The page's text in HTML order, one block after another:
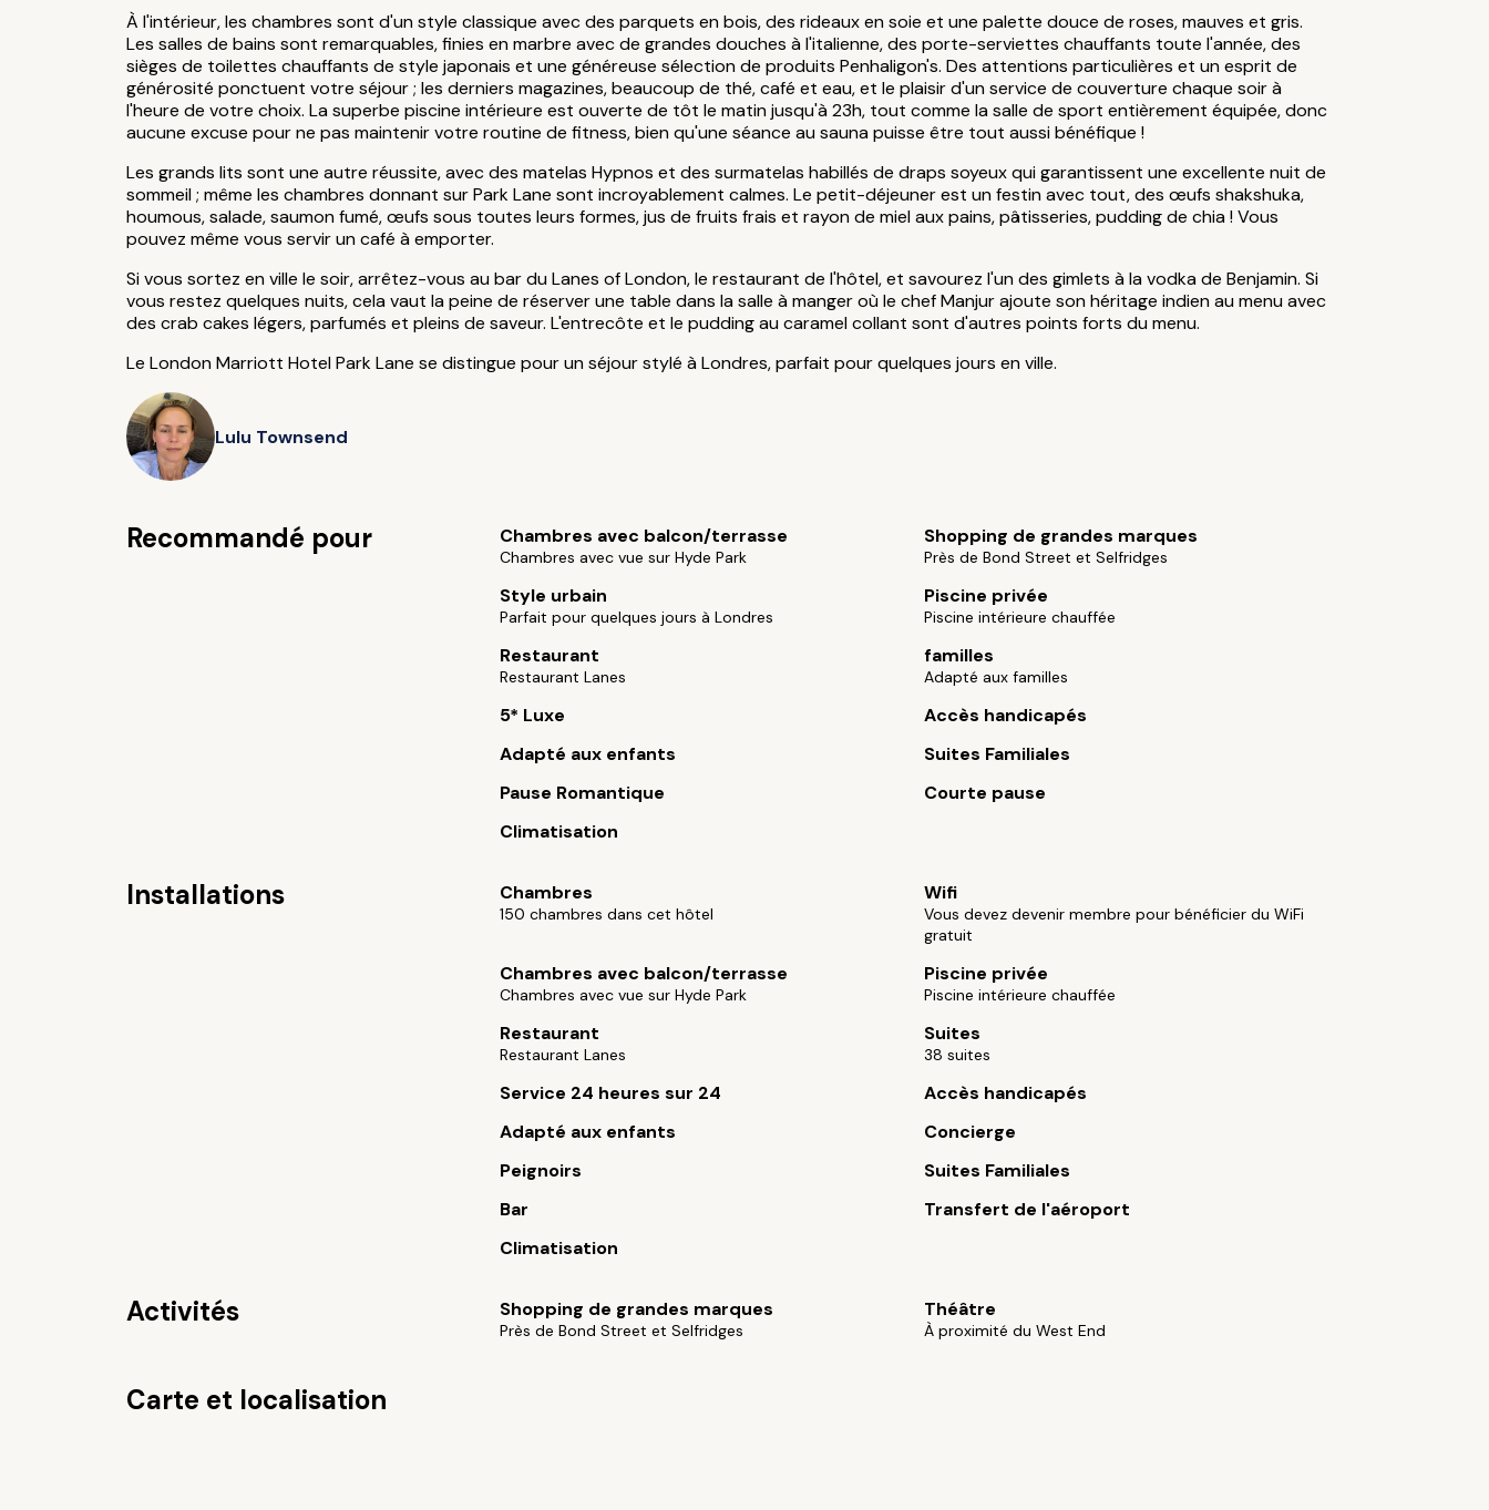
À l'intérieur, les chambres sont d'un style classique avec des parquets en bois, des rideaux en soie et une palette douce de roses, mauves et gris.
Les salles de bains sont remarquables, finies en marbre avec de grandes douches à l'italienne, des porte-serviettes chauffants toute l'année, des
sièges de toilettes chauffants de style japonais et une généreuse sélection de produits Penhaligon's. Des attentions particulières et un esprit de
générosité ponctuent votre séjour ; les derniers magazines, beaucoup de thé, café et eau, et le plaisir d'un service de couverture chaque soir à
l'heure de votre choix. La superbe piscine intérieure est ouverte de tôt le matin jusqu'à 23h, tout comme la salle de sport entièrement équipée, donc
aucune excuse pour ne pas maintenir votre routine de fitness, bien qu'une séance au sauna puisse être tout aussi bénéfique !
Les grands lits sont une autre réussite, avec des matelas Hypnos et des surmatelas habillés de draps soyeux qui garantissent une excellente nuit de
sommeil ; même les chambres donnant sur Park Lane sont incroyablement calmes. Le petit-déjeuner est un festin avec tout, des œufs shakshuka,
houmous, salade, saumon fumé, œufs sous toutes leurs formes, jus de fruits frais et rayon de miel aux pains, pâtisseries, pudding de chia ! Vous
pouvez même vous servir un café à emporter.
Si vous sortez en ville le soir, arrêtez-vous au bar du Lanes of London, le restaurant de l'hôtel, et savourez l'un des gimlets à la vodka de Benjamin. Si
vous restez quelques nuits, cela vaut la peine de réserver une table dans la salle à manger où le chef Manjur ajoute son héritage indien au menu avec
des crab cakes légers, parfumés et pleins de saveur. L'entrecôte et le pudding au caramel collant sont d'autres points forts du menu.
Le London Marriott Hotel Park Lane se distingue pour un séjour stylé à Londres, parfait pour quelques jours en ville.
Lulu Townsend
Recommandé pour Chambres avec balcon/terrasse
Chambres avec vue sur Hyde Park
Shopping de grandes marques
Près de Bond Street et Selfridges
Style urbain
Parfait pour quelques jours à Londres
Piscine privée
Piscine intérieure chauffée
Restaurant
Restaurant Lanes
familles
Adapté aux familles
5* Luxe
Accès handicapés
Adapté aux enfants
Suites Familiales
Pause Romantique
Courte pause
Climatisation
Installations Chambres
150 chambres dans cet hôtel
Wifi
Vous devez devenir membre pour bénéficier du WiFi
gratuit
Chambres avec balcon/terrasse
Chambres avec vue sur Hyde Park
Piscine privée
Piscine intérieure chauffée
Restaurant
Restaurant Lanes
Suites
38 suites
Service 24 heures sur 24
Accès handicapés
Adapté aux enfants
Concierge
Peignoirs
Suites Familiales
Bar
Transfert de l'aéroport
Climatisation
Activités Shopping de grandes marques
Près de Bond Street et Selfridges
Théâtre
À proximité du West End
Carte et localisation